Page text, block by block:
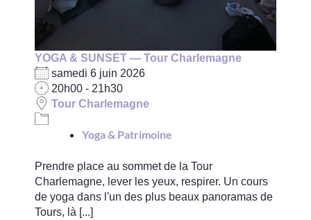
YOGA & SUNSET — Tour Charlemagne
samedi 6 juin 2026
20h00 - 21h30
Tour Charlemagne
Yoga & Patrimoine
Prendre place au sommet de la Tour
Charlemagne, lever les yeux, respirer. Un cours
de yoga dans l'un des plus beaux panoramas de
Tours, là [...]